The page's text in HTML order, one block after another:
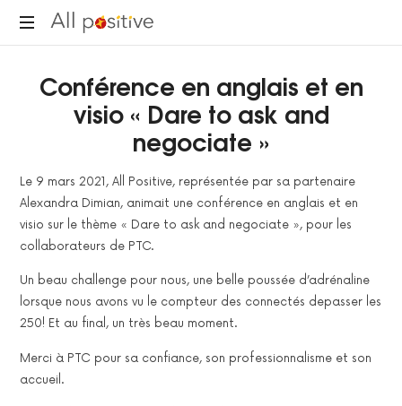
All
pour
se
réinventer."
Conférence en anglais et en
visio « Dare to ask and
negociate »
Le 9 mars 2021, All Positive, représentée par sa partenaire
Alexandra Dimian, animait une conférence en anglais et en
visio sur le thème « Dare to ask and negociate », pour les
collaborateurs de PTC.
Un beau challenge pour nous, une belle poussée d’adrénaline
lorsque nous avons vu le compteur des connectés depasser les
250! Et au final, un très beau moment.
Merci à PTC pour sa confiance, son professionnalisme et son
accueil.